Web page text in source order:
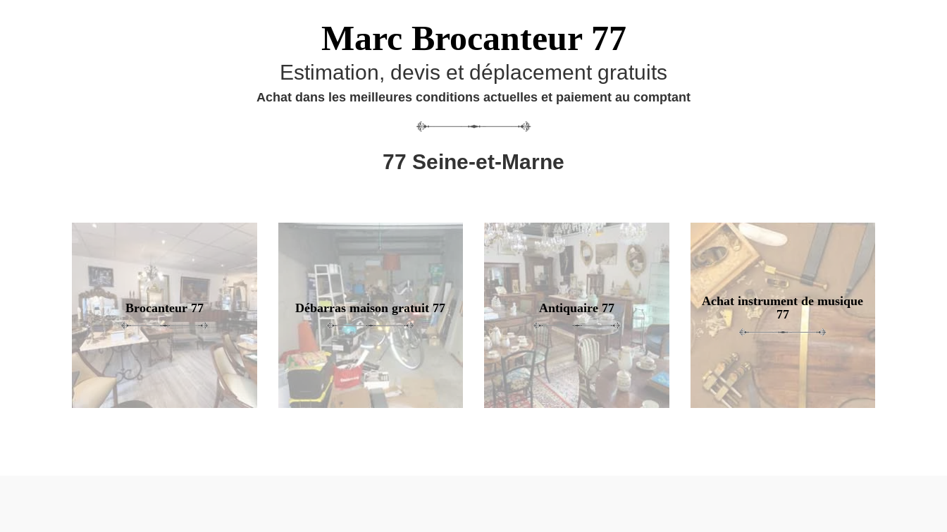
Marc Brocanteur 77
Estimation, devis et déplacement gratuits
Achat dans les meilleures conditions actuelles et paiement au comptant
77 Seine-et-Marne
Brocanteur 77 Débarras maison gratuit 77 Antiquaire 77
Achat instrument de musique
77